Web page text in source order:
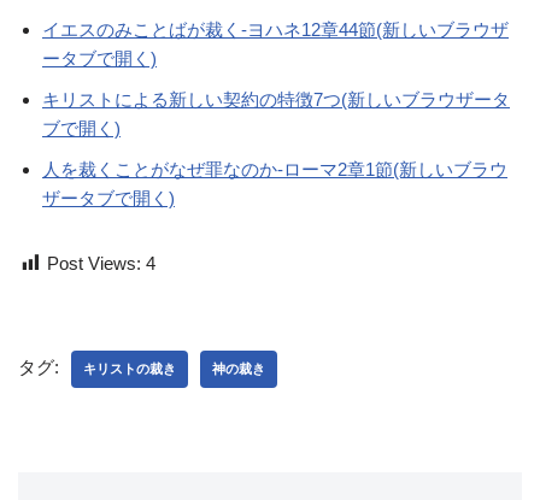
イエスのみことばが裁く-ヨハネ12章44節(新しいブラウザ
ータブで開く)
キリストによる新しい契約の特徴7つ(新しいブラウザータ
ブで開く)
人を裁くことがなぜ罪なのか-ローマ2章1節(新しいブラウ
ザータブで開く)
Post Views: 4
タグ: キリストの裁き 神の裁き